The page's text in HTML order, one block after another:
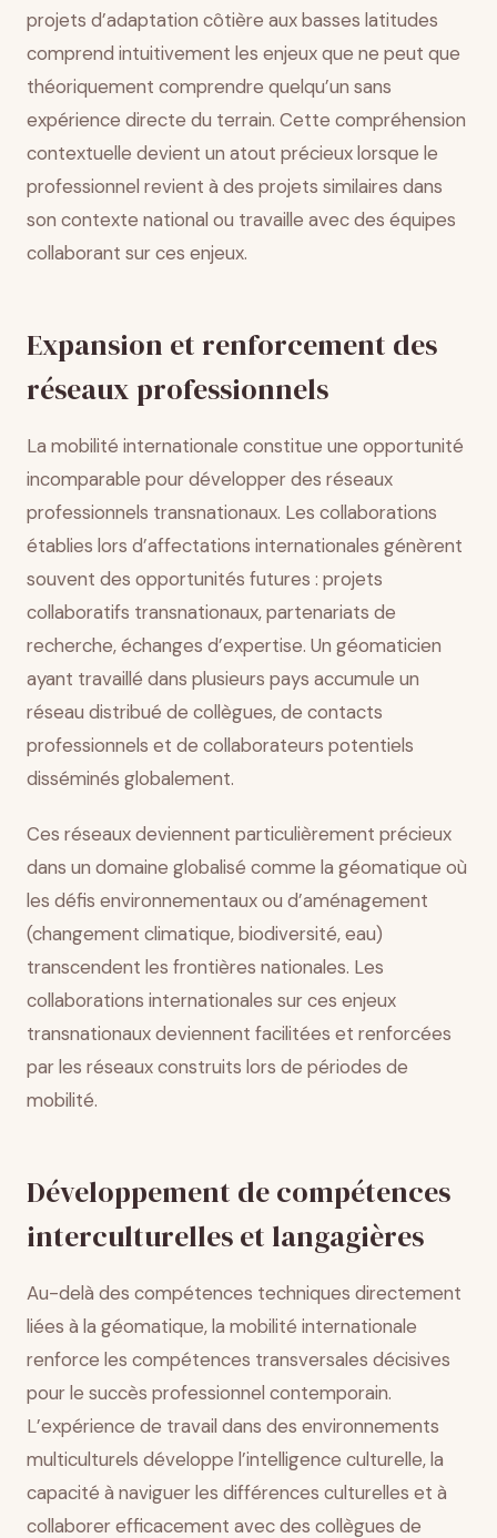
projets d’adaptation côtière aux basses latitudes
comprend intuitivement les enjeux que ne peut que
théoriquement comprendre quelqu’un sans
expérience directe du terrain. Cette compréhension
contextuelle devient un atout précieux lorsque le
professionnel revient à des projets similaires dans
son contexte national ou travaille avec des équipes
collaborant sur ces enjeux.
Expansion et renforcement des
réseaux professionnels
La mobilité internationale constitue une opportunité
incomparable pour développer des réseaux
professionnels transnationaux. Les collaborations
établies lors d’affectations internationales génèrent
souvent des opportunités futures : projets
collaboratifs transnationaux, partenariats de
recherche, échanges d’expertise. Un géomaticien
ayant travaillé dans plusieurs pays accumule un
réseau distribué de collègues, de contacts
professionnels et de collaborateurs potentiels
disséminés globalement.
Ces réseaux deviennent particulièrement précieux
dans un domaine globalisé comme la géomatique où
les défis environnementaux ou d’aménagement
(changement climatique, biodiversité, eau)
transcendent les frontières nationales. Les
collaborations internationales sur ces enjeux
transnationaux deviennent facilitées et renforcées
par les réseaux construits lors de périodes de
mobilité.
Développement de compétences
interculturelles et langagières
Au-delà des compétences techniques directement
liées à la géomatique, la mobilité internationale
renforce les compétences transversales décisives
pour le succès professionnel contemporain.
L’expérience de travail dans des environnements
multiculturels développe l’intelligence culturelle, la
capacité à naviguer les différences culturelles et à
collaborer efficacement avec des collègues de